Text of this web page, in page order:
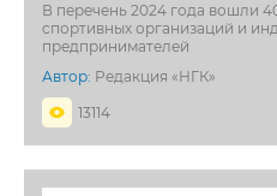
В перечень 2024 года вошли
спортивных организаций и
предпринимателей
Автор: Редакция «НГК»
13114